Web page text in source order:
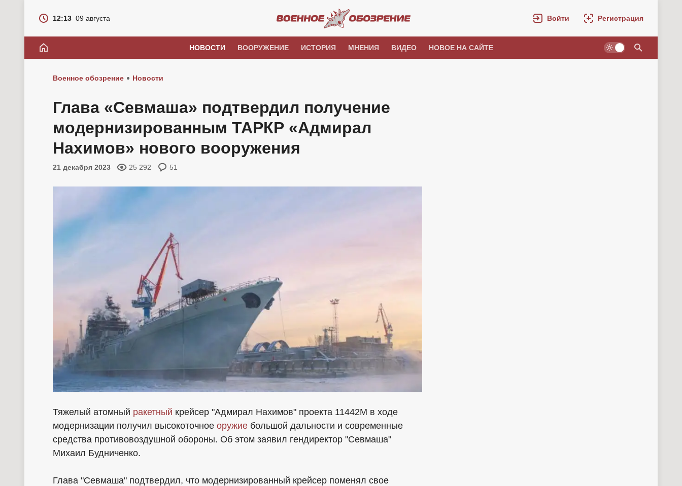
12:13 09 августа Войти Регистрация
НОВОСТИ ВООРУЖЕНИЕ ИСТОРИЯ МНЕНИЯ ВИДЕО НОВОЕ НА САЙТЕ
Военное обозрение Новости
Глава «Севмаша» подтвердил получение
модернизированным ТАРКР «Адмирал
Нахимов» нового вооружения
21 декабря 2023 25 292 51
Тяжелый атомный ракетный крейсер "Адмирал Нахимов" проекта 11442М в ходе
модернизации получил высокоточное оружие большой дальности и современные
средства противовоздушной обороны. Об этом заявил гендиректор "Севмаша"
Михаил Будниченко.
Глава "Севмаша" подтвердил, что модернизированный крейсер поменял свое